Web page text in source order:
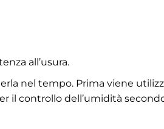
all’usura.
nel tempo. Prima viene
controllo dell’umidità